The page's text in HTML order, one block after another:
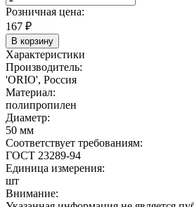
Розничная цена:
167 ₽
В корзину
Характеристики
Производитель:
'ORIO', Россия
Материал:
полипропилен
Диаметр:
50 мм
Соответствует требованиям:
ГОСТ 23289-94
Единица измерения:
шт
Внимание: